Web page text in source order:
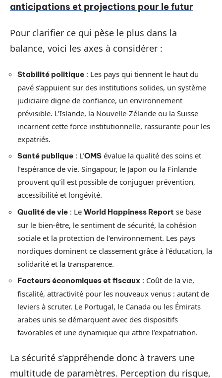
anticipations et projections pour le futur
Pour clarifier ce qui pèse le plus dans la
balance, voici les axes à considérer :
Stabilité politique : Les pays qui tiennent le haut du
pavé s’appuient sur des institutions solides, un système
judiciaire digne de confiance, un environnement
prévisible. L’Islande, la Nouvelle-Zélande ou la Suisse
incarnent cette force institutionnelle, rassurante pour les
expatriés.
Santé publique : L’OMS évalue la qualité des soins et
l’espérance de vie. Singapour, le Japon ou la Finlande
prouvent qu’il est possible de conjuguer prévention,
accessibilité et longévité.
Qualité de vie : Le World Happiness Report se base
sur le bien-être, le sentiment de sécurité, la cohésion
sociale et la protection de l’environnement. Les pays
nordiques dominent ce classement grâce à l’éducation, la
solidarité et la transparence.
Facteurs économiques et fiscaux : Coût de la vie,
fiscalité, attractivité pour les nouveaux venus : autant de
leviers à scruter. Le Portugal, le Canada ou les Émirats
arabes unis se démarquent avec des dispositifs
favorables et une dynamique qui attire l’expatriation.
La sécurité s’appréhende donc à travers une
multitude de paramètres. Perception du risque,